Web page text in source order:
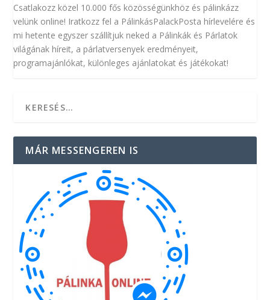
Csatlakozz közel 10.000 fős közösségünkhöz és pálinkázz
velünk online! Iratkozz fel a PálinkásPalackPosta hírlevelére és
mi hetente egyszer szállítjuk neked a Pálinkák és Párlatok
világának híreit, a párlatversenyek eredményeit,
programajánlókat, különleges ajánlatokat és játékokat!
MÁR MESSENGEREN IS